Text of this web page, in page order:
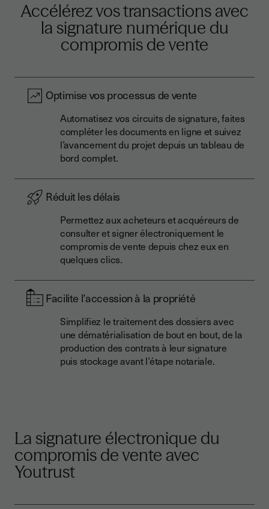
Accélérez vos transactions avec
la signature numérique du
compromis de vente
Optimise vos processus de vente
Automatisez vos circuits de signature, faites
compléter les documents en ligne et suivez
l’avancement du projet depuis un tableau de
bord complet.
Réduit les délais
Permettez aux acheteurs et acquéreurs de
consulter et signer électroniquement le
compromis de vente depuis chez eux en
quelques clics.
Facilite l’accession à la propriété
Simplifiez le traitement des dossiers avec
une dématérialisation de bout en bout, de la
production des contrats à leur signature
puis stockage avant l’étape notariale.
La signature électronique du
compromis de vente avec
Youtrust